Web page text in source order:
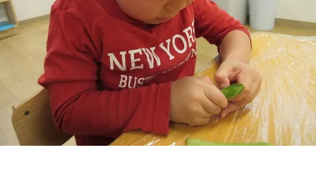
都道府県
から探す
東京都
東京都 全域